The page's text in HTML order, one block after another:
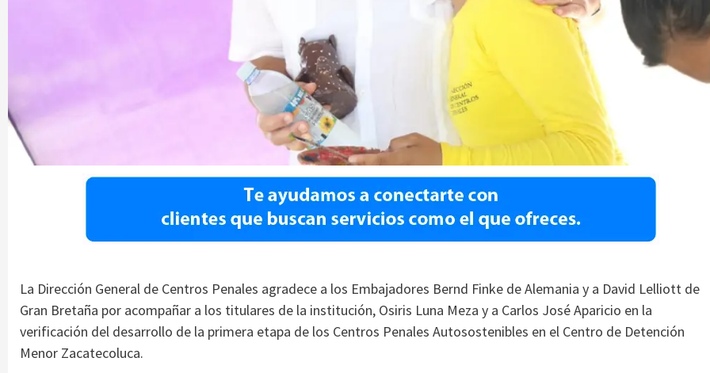
La Dirección General de Centros Penales agradece a los Embajadores Bernd Finke de Alemania y a David Lelliott de
Gran Bretaña por acompañar a los titulares de la institución, Osiris Luna Meza y a Carlos José Aparicio en la
verificación del desarrollo de la primera etapa de los Centros Penales Autosostenibles en el Centro de Detención
Menor Zacatecoluca.